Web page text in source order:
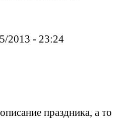
2013 - 23:24
праздника, а то